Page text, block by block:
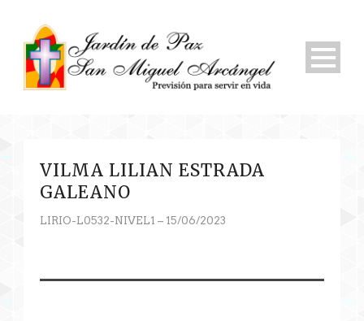
VILMA LILIAN ESTRADA
GALEANO
LIRIO-L0532-NIVEL1 – 15/06/2023